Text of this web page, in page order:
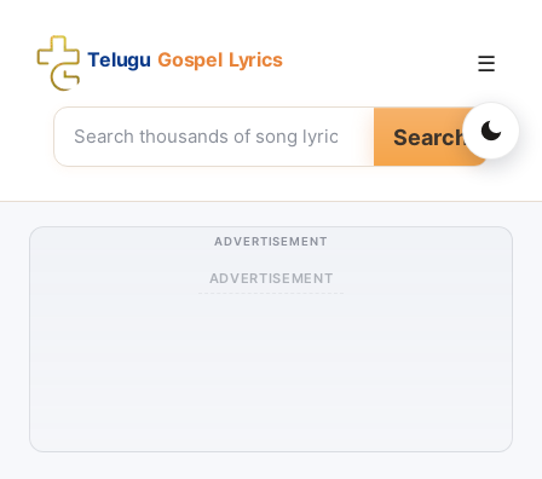
Telugu Gospel Lyrics
Search
☰
ADVERTISEMENT
ADVERTISEMENT